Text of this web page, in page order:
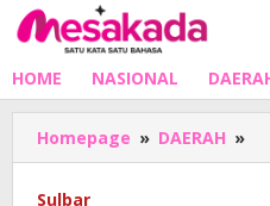
Lewati
ke
HOME NASIONAL
Homepage » DAERAH »
Sulbar